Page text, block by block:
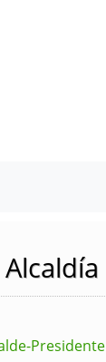
Presidente